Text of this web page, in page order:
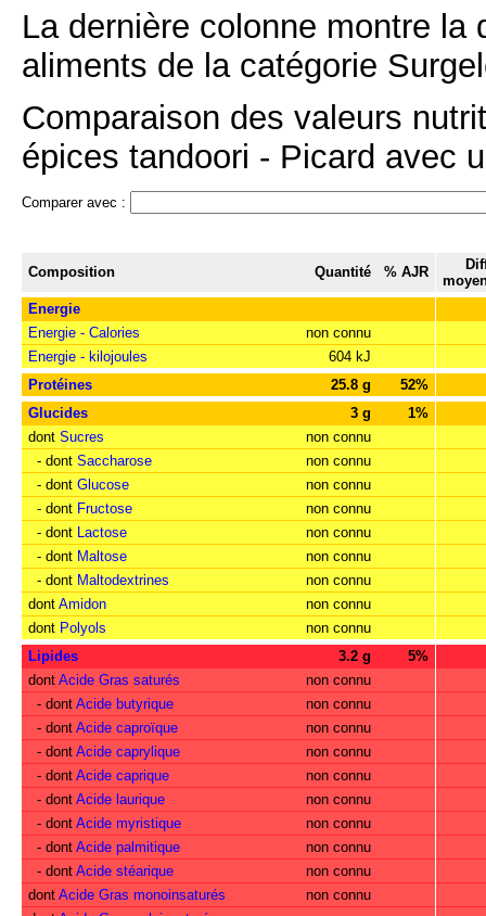
La dernière colonne montre
aliments de la catégorie
Comparaison des valeurs
épices tandoori - Picard avec
Comparer avec :
Composition Quantité % AJR
Energie
Energie - Calories
non connu
Energie - kilojoules
604 kJ
Protéines
25.8 g
52%
Glucides
3 g
1%
dont Sucres
non connu
- dont Saccharose
non connu
- dont Glucose
non connu
- dont Fructose
non connu
- dont Lactose
non connu
- dont Maltose
non connu
- dont Maltodextrines
non connu
dont Amidon
non connu
dont Polyols
non connu
Lipides
3.2 g
5%
dont Acide Gras saturés
non connu
- dont Acide butyrique
non connu
- dont Acide caproïque
non connu
- dont Acide caprylique
non connu
- dont Acide caprique
non connu
- dont Acide laurique
non connu
- dont Acide myristique
non connu
- dont Acide palmitique
non connu
- dont Acide stéarique
non connu
dont Acide Gras monoinsaturés
non connu